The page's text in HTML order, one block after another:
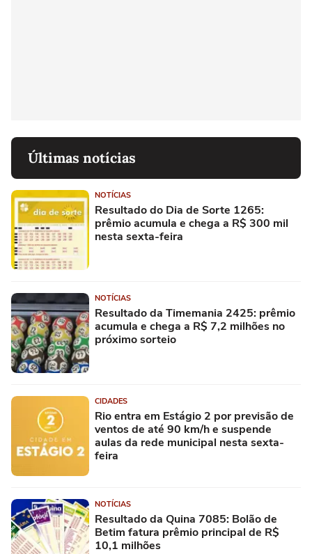
Últimas notícias
NOTÍCIAS
Resultado do Dia de Sorte 1265:
prêmio acumula e chega a R$ 300 mil
nesta sexta-feira
NOTÍCIAS
Resultado da Timemania 2425: prêmio
acumula e chega a R$ 7,2 milhões no
próximo sorteio
CIDADES
Rio entra em Estágio 2 por previsão de
ventos de até 90 km/h e suspende
aulas da rede municipal nesta sexta-
feira
NOTÍCIAS
Resultado da Quina 7085: Bolão de
Betim fatura prêmio principal de R$
10,1 milhões